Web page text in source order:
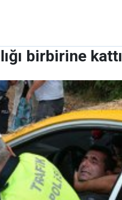
birbirine kattı